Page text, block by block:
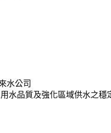
水公司
水品質及強化區域供水之